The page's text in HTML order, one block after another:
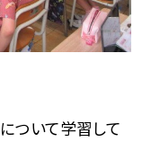
ついて学習して